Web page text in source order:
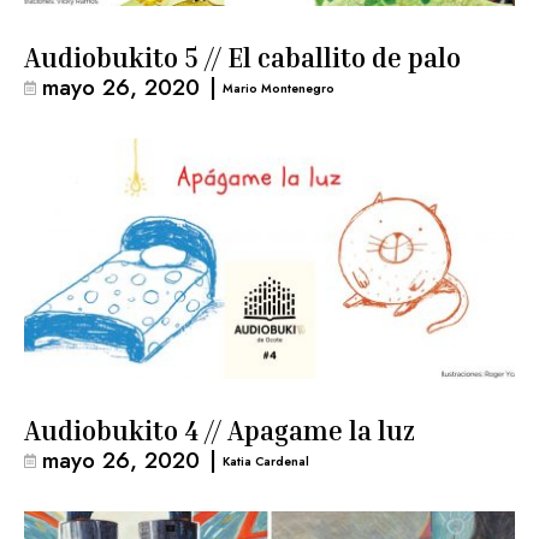
Audiobukito 5 // El caballito de palo
mayo 26, 2020 | Mario Montenegro
Audiobukito 4 // Apagame la luz
mayo 26, 2020 | Katia Cardenal